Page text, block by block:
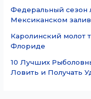
Федеральный сезон
Мексиканском
Каролинский молот
Флориде
10 Лучших
Ловить и Получать